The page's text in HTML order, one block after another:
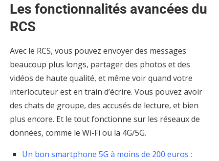
Les fonctionnalités avancées du
RCS
Avec le RCS, vous pouvez envoyer des messages
beaucoup plus longs, partager des photos et des
vidéos de haute qualité, et même voir quand votre
interlocuteur est en train d’écrire. Vous pouvez avoir
des chats de groupe, des accusés de lecture, et bien
plus encore. Et le tout fonctionne sur les réseaux de
données, comme le Wi-Fi ou la 4G/5G.
Un bon smartphone 5G à moins de 200 euros :